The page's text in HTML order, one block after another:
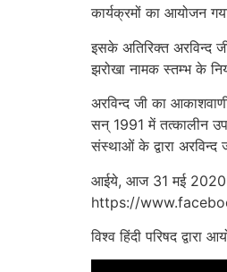
कार्यक्रमों का आयोजन
इसके अतिरिक्त अरविन्द
झरोखा नामक स्तम्भ के
अरविन्द जी का
सन् 1991 में तत्कालीन
संस्थाओं के द्वारा अरविन्द
आईये, आज 31 मई 2020
https://
विश्व हिंदी परिषद